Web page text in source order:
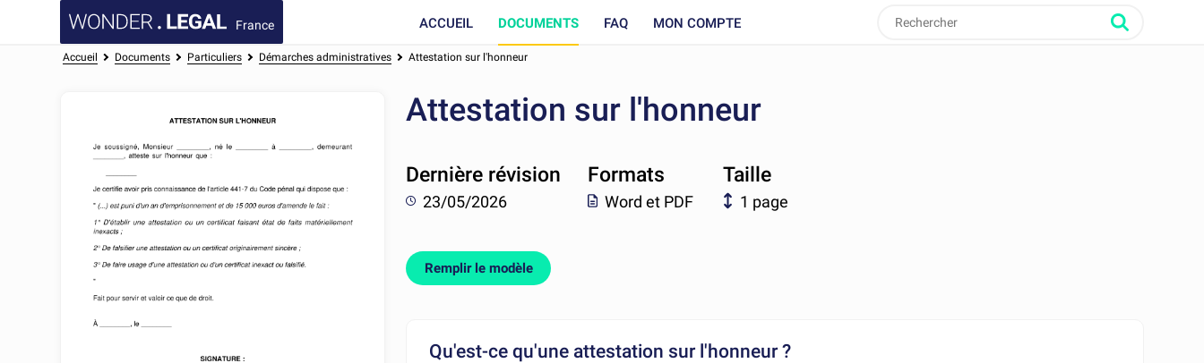
France ACCUEIL DOCUMENTS FAQ MON COMPTE
Accueil Documents Particuliers Démarches administratives Attestation sur l'honneur
Attestation sur l'honneur
Dernière révision
23/05/2026
Formats
Word et PDF
Taille
1 page
Remplir le modèle
Qu'est-ce qu'une attestation sur l'honneur ?